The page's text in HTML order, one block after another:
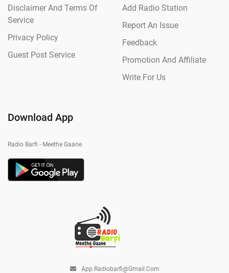
Disclaimer And Terms Of
Service
Privacy Policy
Guest Post Service
Add Radio Station
Report An Issue
Feedback
Promotion And Affiliate
Write For Us
Download App
Radio Barfi - Meethe Gaane
App.radiobarfi@gmail.com